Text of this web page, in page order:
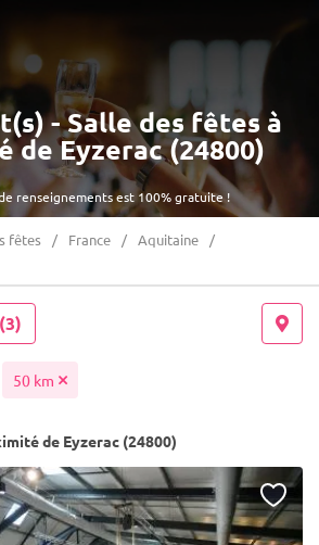
renseignements est 100% gratuite !
- Salle des fêtes à
de Eyzerac (24800)
fêtes France
Aquitaine
(3)
50 km
de Eyzerac (24800)